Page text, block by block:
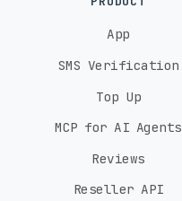
App
SMS Verification
Top Up
MCP for AI Agents
Reviews
Reseller API